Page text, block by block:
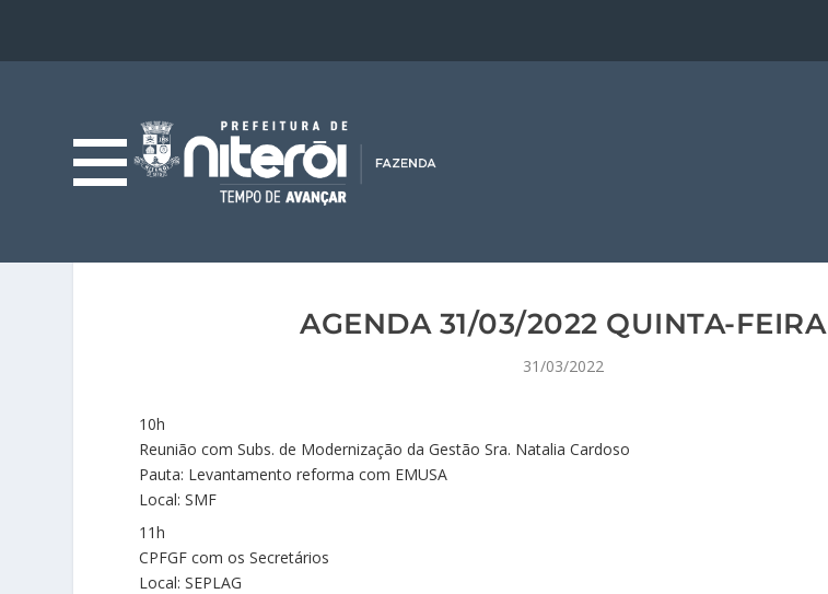
AGENDA 31/03/2022 QUINTA-FEIRA
31/03/2022
10h
Reunião com Subs. de Modernização da Gestão Sra. Natalia Cardoso
Pauta: Levantamento reforma com EMUSA
Local: SMF
11h
CPFGF com os Secretários
Local: SEPLAG